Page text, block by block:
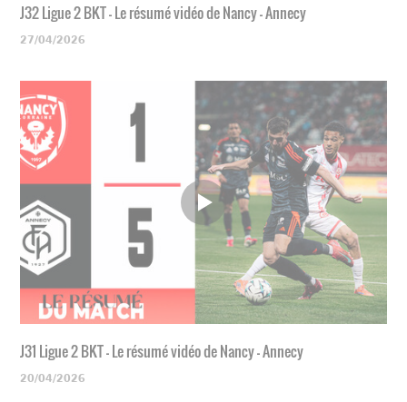
J32 Ligue 2 BKT - Le résumé vidéo de Nancy - Annecy
27/04/2026
J31 Ligue 2 BKT - Le résumé vidéo de Nancy - Annecy
20/04/2026